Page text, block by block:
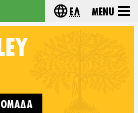
- Home Choose your
Ελ Menu
ΟΜΆΔΑ